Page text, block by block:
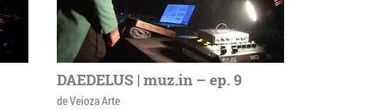
DAEDELUS | muz.in – ep. 9
de Veioza Arte